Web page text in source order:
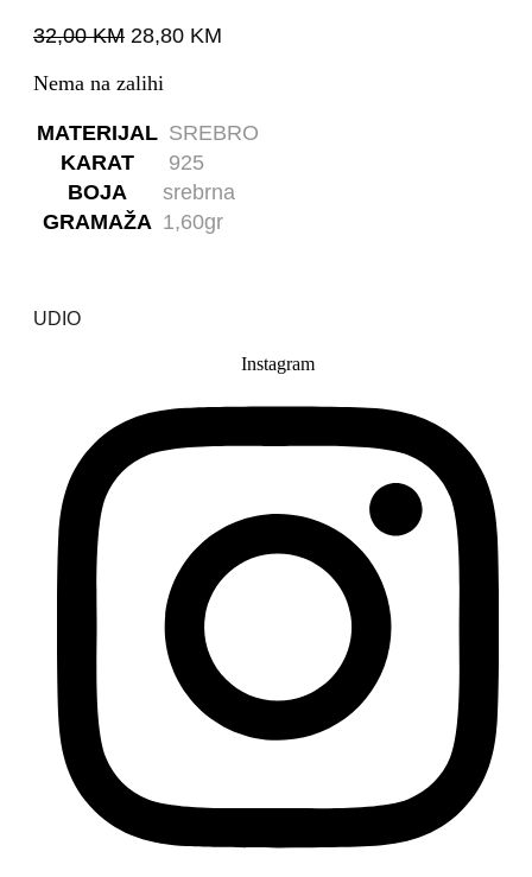
32,00KM 28,80 KM
Nema na zalihi
MATERIJAL SREBRO
KARAT
925
BOJA
srebrna
GRAMAŽA 1,60gr
UDIO
Instagram